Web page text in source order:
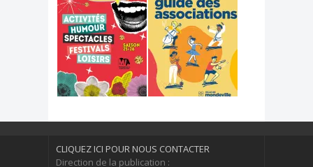
CLIQUEZ ICI POUR NOUS CONTACTER
Direction de la publication :